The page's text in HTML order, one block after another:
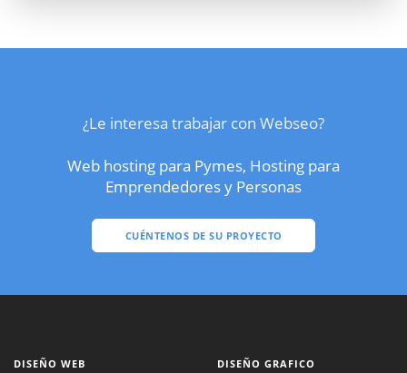
¿Le interesa trabajar con Webseo?
Web hosting para Pymes, Hosting para
Emprendedores y Personas
CUÉNTENOS DE SU PROYECTO
DISEÑO WEB DISEÑO GRAFICO